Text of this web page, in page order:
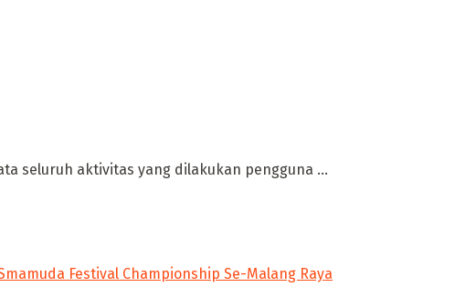
seluruh aktivitas yang dilakukan pengguna ...